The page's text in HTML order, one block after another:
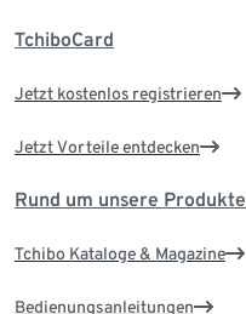
TchiboCard
Jetzt kostenlos registrieren
Jetzt Vorteile entdecken
Rund um unsere Produkte
Tchibo Kataloge & Magazine
Bedienungsanleitungen